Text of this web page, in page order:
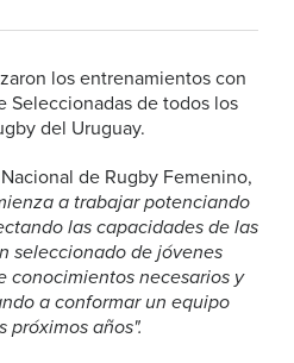
los entrenamientos con
Seleccionadas de todos los
del Uruguay.
de Rugby Femenino,
a trabajar potenciando
las capacidades de las
seleccionado de jóvenes
conocimientos necesarios y
a conformar un equipo
próximos años".